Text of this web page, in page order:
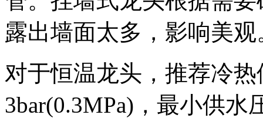
露出墙面太多，影响美观
对于恒温龙头，推荐冷
3bar(0.3MPa)，最小供水